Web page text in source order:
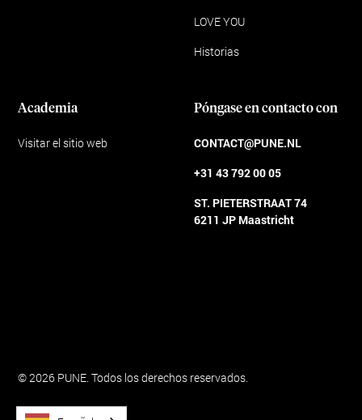
LOVE YOU
Historias
Academia
Visitar el sitio web
Póngase en contacto con
CONTACT@PUNE.NL
+31 43 792 00 05
ST. PIETERSTRAAT 74
6211 JP Maastricht
© 2026 PUNE. Todos los derechos reservados.